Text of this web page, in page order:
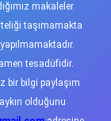
makaleler
taşımamakta
tesadüfidir.
bir bilgi paylaşım
olduğunu